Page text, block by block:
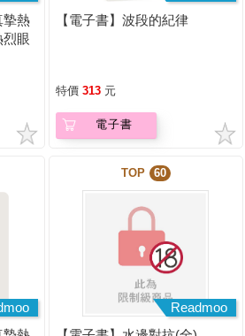
摯熱
烈眼
【電子書】波段的紀律
特價 313 元
電子書
TOP 60
Readmoo